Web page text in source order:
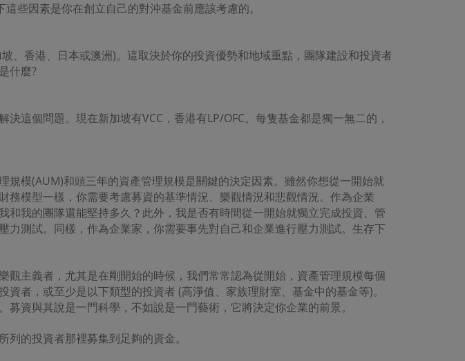
些因素是你在創立自己的對沖基金前應該考慮的。
、香港、日本或澳洲)。這取決於你的投資優勢和地域重點，團隊建設和投資者
什麼?
這個問題。現在新加坡有VCC，香港有LP/OFC。每隻基金都是獨一無二的，
模(AUM)和頭三年的資產管理規模是關鍵的決定因素。雖然你想從一開始就
模型一樣，你需要考慮募資的基準情況、樂觀情況和悲觀情況。作為企業
我的團隊還能堅持多久？此外，我是否有時間從一開始就獨立完成投資、管
測試。同樣，作為企業家，你需要事先對自己和企業進行壓力測試。生存下
主義者，尤其是在剛開始的時候，我們常常認為從開始，資產管理規模每個
者，或至少是以下類型的投資者 (高淨值、家族理財室、基金中的基金等)。
資與其說是一門科學，不如說是一門藝術，它將決定你企業的前景。
的投資者那裡募集到足夠的資金。
人士的行為或疏忽﹐導致閣下不能連接或使
能。東英資管或其任何成員不會確保本網址
料或其他內容有任何延誤、缺失或遺漏而引
失﹐亦不論是相應性或因受罰引致的虧損或
何第三者傳送的任何電子內容﹐包括但不限
預先書面同意﹐均不可以透過任何方式或形
傳閱、貯存作其後使用或作任何商業用途。
全的媒介，以及在互聯網上，徹底的安全性
取合理而適當的預防措施以掃描電腦病毒或
作任何陳述或保證。